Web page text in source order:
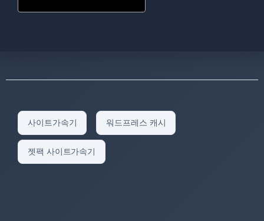
사이트가속기 워드프레스 캐시
젯팩 사이트가속기